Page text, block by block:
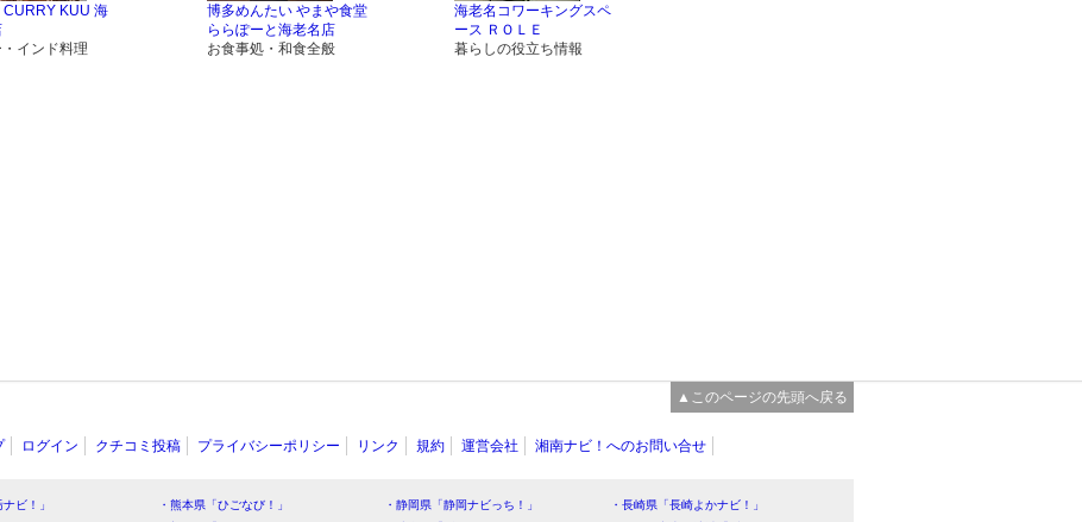
CURRY KUU 海
インド料理
博多めんたい やまや食堂
ららぽーと海老名店
お食事処・和食全般
海老名コワーキングスペ
ース ＲＯＬＥ
暮らしの役立ち情報
▲このページの先頭へ戻る
ログイン クチコミ投稿 プライバシーポリシー リンク 規約 運営会社 湘南ナビ！へのお問い合せ
ビ！」 ・熊本県「ひごなび！」 ・静岡県「静岡ナビっち！」
・長崎県「長崎よかナビ！」